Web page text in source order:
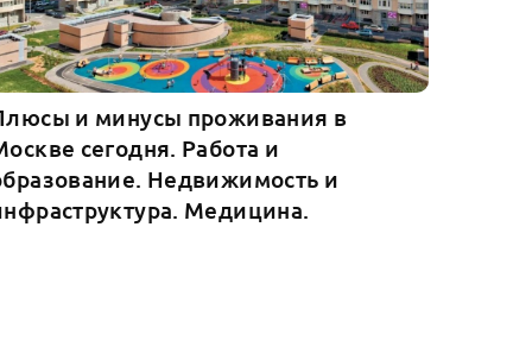
и минусы проживания в
сегодня. Работа и
Недвижимость и
Медицина.